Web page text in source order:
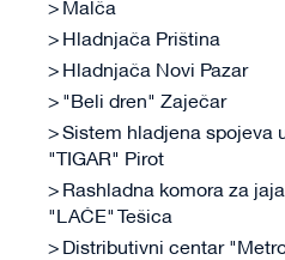
Malča
Hladnjača Priština
Hladnjača Novi Pazar
"Beli dren" Zaječar
Sistem hladjena spojeva
"TIGAR" Pirot
Rashladna komora za
"LAĆE" Tešica
Distributivni centar